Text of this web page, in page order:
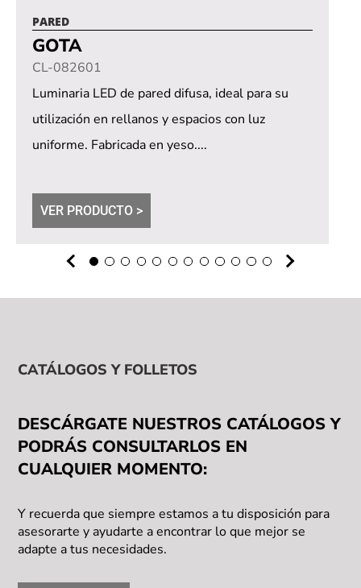
PARED
GOTA
CL-082601
Luminaria LED de pared difusa, ideal para su
utilización en rellanos y espacios con luz
uniforme. Fabricada en yeso....
VER PRODUCTO >
CATÁLOGOS Y FOLLETOS
DESCÁRGATE NUESTROS CATÁLOGOS Y
PODRÁS CONSULTARLOS EN
CUALQUIER MOMENTO:
Y recuerda que siempre estamos a tu disposición para
asesorarte y ayudarte a encontrar lo que mejor se
adapte a tus necesidades.